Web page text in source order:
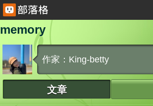
memory
作家：King-betty
文章